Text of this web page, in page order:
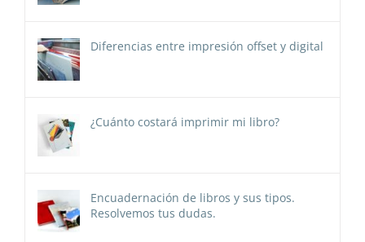
Diferencias entre impresión offset y digital
¿Cuánto costará imprimir mi libro?
Encuadernación de libros y sus tipos.
Resolvemos tus dudas.